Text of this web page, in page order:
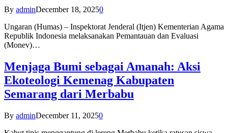
By adminDecember 18, 20250
Ungaran (Humas) – Inspektorat Jenderal (Itjen) Kementerian Agama
Republik Indonesia melaksanakan Pemantauan dan Evaluasi
(Monev)…
Menjaga Bumi sebagai Amanah: Aksi
Ekoteologi Kemenag Kabupaten
Semarang dari Merbabu
By adminDecember 11, 20250